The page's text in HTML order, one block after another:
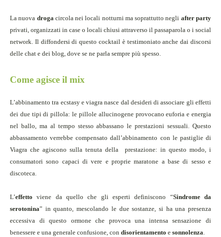
La nuova droga circola nei locali notturni ma soprattutto negli after party
privati, organizzati in case o locali chiusi attraverso il passaparola o i social
network. Il diffondersi di questo cocktail è testimoniato anche dai discorsi
delle chat e dei blog, dove se ne parla sempre più spesso.
Come agisce il mix
L’abbinamento tra ecstasy e viagra nasce dal desideri di associare gli effetti
dei due tipi di pillola: le pillole allucinogene provocano euforia e energia
nel ballo, ma al tempo stesso abbassano le prestazioni sessuali. Questo
abbassamento verrebbe compensato dall’abbinamento con le pastiglie di
Viagra che agiscono sulla tenuta della
prestazione: in questo modo, i
consumatori sono capaci di vere e proprie maratone a base di sesso e
discoteca.
L’effettoviene da quello che gli esperti definiscono “Sindrome da
serotonina” in quanto, mescolando le due sostanze, si ha una presenza
eccessiva di questo ormone che provoca una intensa sensazione di
benessere e una generale confusione, con disorientamento e sonnolenza.